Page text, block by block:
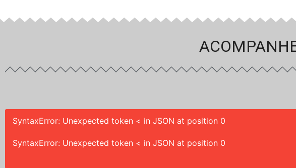
SyntaxError: Unexpected token < in JSON at position 0
SyntaxError: Unexpected token < in JSON at position 0